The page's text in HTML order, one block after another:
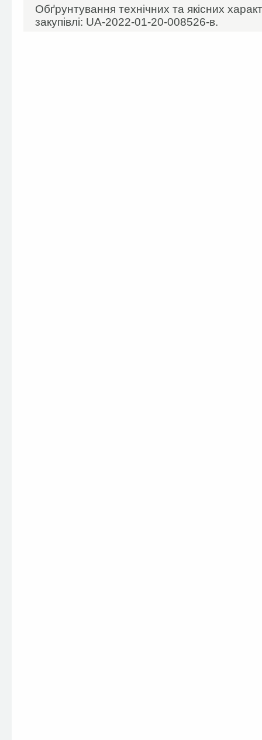
Обґрунтування технічних та якісних
закупівлі: UA-2022-01-20-008526-в.